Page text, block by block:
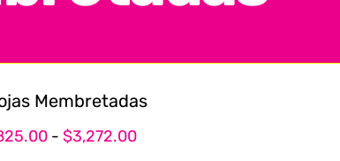
Membretadas
- $3,272.00Rango